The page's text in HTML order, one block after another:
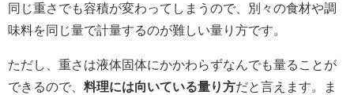
同じ重さでも容積が変わってしまうので、別々の食材や調
味料を同じ量で計量するのが難しい量り方です。
ただし、重さは液体固体にかかわらずなんでも量ることが
できるので、 料理には向いている量り方だと言えます。ま